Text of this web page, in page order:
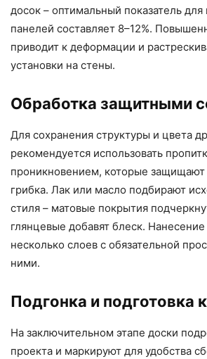
досок – оптимальный показатель
панелей составляет 8–12%.
приводит к деформации и
установки на стены.
Обработка защитными
Для сохранения структуры и цвета
рекомендуется использовать
проникновением, которые защищают
грибка. Лак или масло подбирают
стиля – матовые покрытия
глянцевые добавят блеск.
несколько слоев с обязательной
ними.
Подгонка и подготовка
На заключительном этапе доски
проекта и маркируют для удобства